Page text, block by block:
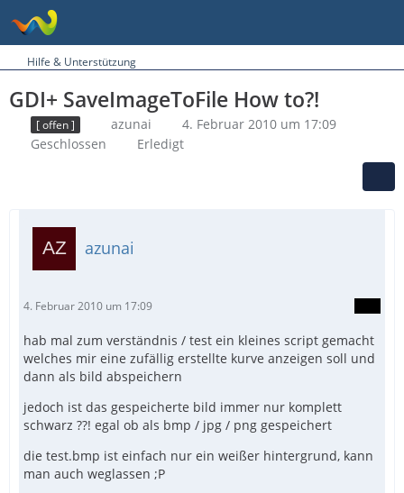
Hilfe & Unterstützung
GDI+ SaveImageToFile How to?!
[ offen ] azunai
4. Februar 2010 um 17:09
Geschlossen
Erledigt
azunai
4. Februar 2010 um 17:09
hab mal zum verständnis / test ein kleines script gemacht
welches mir eine zufällig erstellte kurve anzeigen soll und
dann als bild abspeichern
jedoch ist das gespeicherte bild immer nur komplett
schwarz ??! egal ob als bmp / jpg / png gespeichert
die test.bmp ist einfach nur ein weißer hintergrund, kann
man auch weglassen ;P